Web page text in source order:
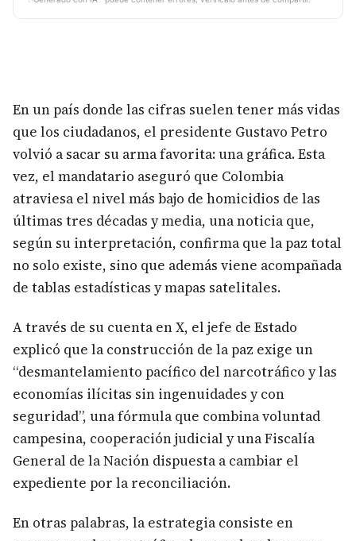
En un país donde las cifras suelen tener más vidas
que los ciudadanos, el presidente Gustavo Petro
volvió a sacar su arma favorita: una gráfica. Esta
vez, el mandatario aseguró que Colombia
atraviesa el nivel más bajo de homicidios de las
últimas tres décadas y media, una noticia que,
según su interpretación, confirma que la paz total
no solo existe, sino que además viene acompañada
de tablas estadísticas y mapas satelitales.
A través de su cuenta en X, el jefe de Estado
explicó que la construcción de la paz exige un
“desmantelamiento pacífico del narcotráfico y las
economías ilícitas sin ingenuidades y con
seguridad”, una fórmula que combina voluntad
campesina, cooperación judicial y una Fiscalía
General de la Nación dispuesta a cambiar el
expediente por la reconciliación.
En otras palabras, la estrategia consiste en